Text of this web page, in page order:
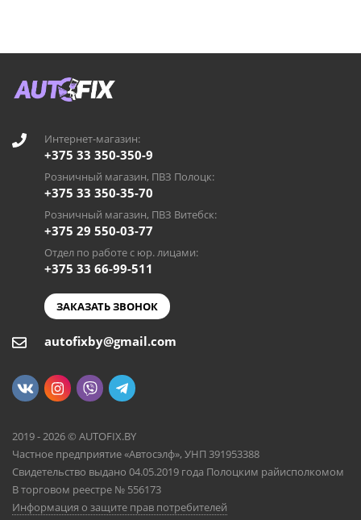
Интернет-магазин:
+375 33 350-350-9
Розничный магазин, ПВЗ Полоцк:
+375 33 350-35-70
Розничный магазин, ПВЗ Витебск:
+375 29 550-03-77
Отдел по работе с юр. лицами:
+375 33 66-99-511
ЗАКАЗАТЬ ЗВОНОК
autofixby@gmail.com
2019 - 2026 © AUTOFIX.BY
Частное предприятие «Автосэлф», УНП 391953388
Свидетельство выдано 04.05.2019 года Полоцким райисполкомом
В торговом реестре № 556173
Информация о защите прав потребителей